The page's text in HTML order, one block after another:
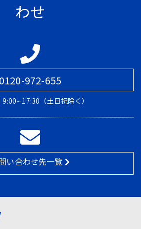
わせ
0120-972-655
9:00∼17:30（土日祝除く）
い合わせ先一覧